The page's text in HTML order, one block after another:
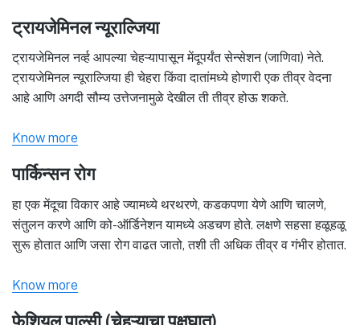
ट्रायजेमिनल न्यूराल्जिया
ट्रायजेमिनल नर्व्ह आपल्या चेहऱ्यापासून मेंदूपर्यंत सेन्सेशन (जाणिवा) नेते.
ट्रायजेमिनल न्यूराल्जिया ही चेहरा किंवा दातांमध्ये होणारी एक तीव्र वेदना
आहे आणि अगदी सौम्य उत्तेजनामुळे देखील ती तीव्र होऊ शकते.
Know more
पार्किन्सन रोग
हा एक मेंदूचा विकार आहे ज्यामध्ये थरथरणे, कडकपणा येणे आणि चालणे,
संतुलन करणे आणि को-ऑर्डिनेशन यामध्ये अडचण होते. लक्षणे सहसा हळूहळू
सुरू होतात आणि जसा रोग वाढत जातो, तशी ती अधिक तीव्र व गंभीर होतात.
Know more